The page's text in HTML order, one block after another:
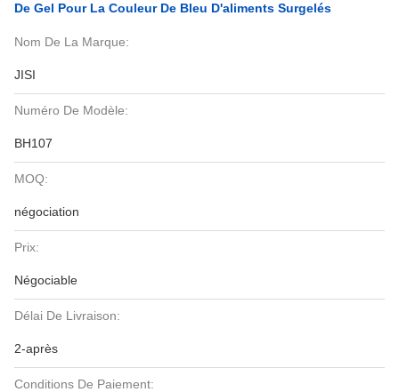
De Gel Pour La Couleur De Bleu D'aliments Surgelés
Nom De La Marque:
JISI
Numéro De Modèle:
BH107
MOQ:
négociation
Prix:
Négociable
Délai De Livraison:
2-après
Conditions De Paiement: